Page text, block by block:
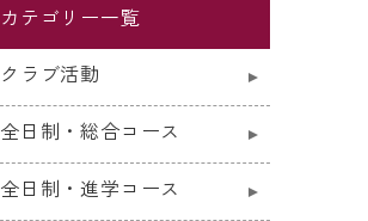
カテゴリー一覧
クラブ活動
全日制・総合コース
全日制・進学コース